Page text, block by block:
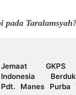
pada
Jemaat
Indonesia
Pdt. Manes Purba